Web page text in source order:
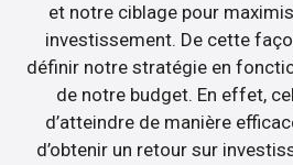
et notre ciblage pour
investissement. De cette
définir notre stratégie en
de notre budget. En effet,
d’atteindre de manière
d’obtenir un retour sur